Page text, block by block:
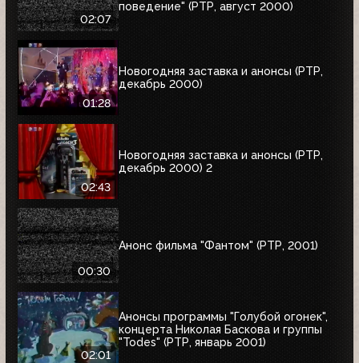
02:07
поведение" (РТР, август 2000)
01:28
Новогодняя заставка и анонсы (РТР,
декабрь 2000)
02:43
Новогодняя заставка и анонсы (РТР,
декабрь 2000) 2
00:30
Анонс фильма "Фантом" (РТР, 2001)
02:01
Анонсы программы "Голубой огонек",
концерта Николая Баскова и группы
"Todes" (РТР, январь 2001)